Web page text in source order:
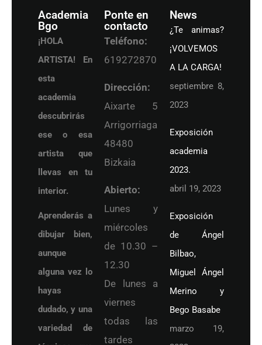
Academia
Bgo
¡HOLA
ARTISTA! En
esta
academia
descubrirás
ese o esa
artista que
llevas en tu
interior.
Aprenderás a
dibujar bien,
aunque
alguna vez lo
hayas
dudado, y una
variedad de
Ponte en
contacto
Teléfono:
619272870
Dirección:
Aixarte 5
Arrigorriaga
48480
Bizkaia
Abierto:
Lunes y
miércoles
de 10.30 –
12.30
De lunes a
viernes
todas las
tardes
News
¿Te animas?
¡VOLVEMOS
A LA CARGA!
septiembre 8,
2023
Exposición
academia
2023.
abril 19, 2023
Exposición
de Ángel
Bilbao,
Miguel Ángel
Merino y
Bego Basabe
marzo 19,